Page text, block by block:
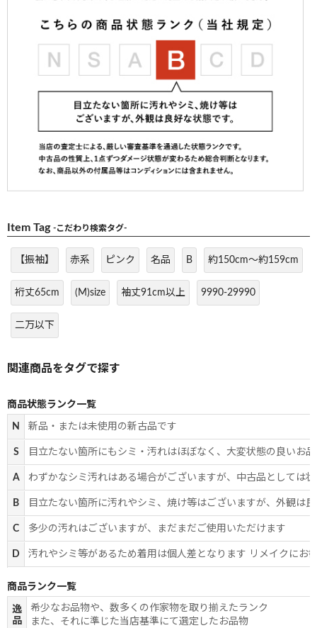
Item Tag -こだわり検索タグ-
【振袖】 赤系 ピンク 名品 B 約150cm～約159cm
裄丈65cm (M)size 袖丈91cm以上 9990-29990
二万以下
商品状態ランク一覧
N 新品・または未使用の新古品です
S 目立たない箇所にもシミ・汚れはほぼなく、大変状態の良いお
A わずかなシミ汚れはある場合がございますが、中古品としては
B 目立たない箇所に汚れやシミ、焼け等はございますが、外観は
C 多少の汚れはございますが、まだまだご使用いただけます
D 汚れやシミ等があるため着用は個人差となります リメイクにお
商品ランク一覧
逸
品
希少なお品物や、数多くの作家物を取り揃えたランク
また、それに準じた当店基準にて選定したお品物